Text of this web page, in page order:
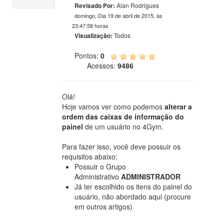
Revisado Por:Alan Rodrigues
domingo, Dia 19 de abril de 2015, às
23:47:58 horas
Visualização:Todos
Pontos: 0
Acessos: 9486
Olá!
Hoje vamos ver como podemosalterar a
ordem das caixas de informação do
painel de um usuário no 4Gym.
Para fazer isso, você deve possuir os
requisitos abaixo:
Possuir o Grupo
AdministrativoADMINISTRADOR
Já ter escolhido os itens do painel do
usuário, não abordado aqui (procure
em outros artigos)